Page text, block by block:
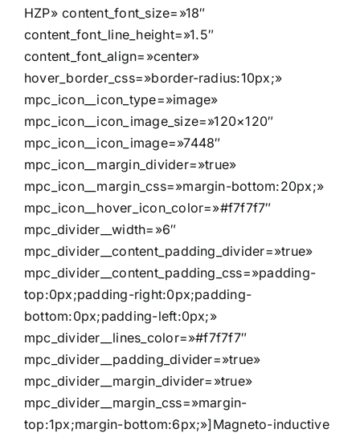
HZP» content_font_size=»18″
content_font_line_height=»1.5″
content_font_align=»center»
hover_border_css=»border-radius:10px;»
mpc_icon__icon_type=»image»
mpc_icon__icon_image_size=»120×120″
mpc_icon__icon_image=»7448″
mpc_icon__margin_divider=»true»
mpc_icon__margin_css=»margin-bottom:20px;»
mpc_icon__hover_icon_color=»#f7f7f7″
mpc_divider__width=»6″
mpc_divider__content_padding_divider=»true»
mpc_divider__content_padding_css=»padding-
top:0px;padding-right:0px;padding-
bottom:0px;padding-left:0px;»
mpc_divider__lines_color=»#f7f7f7″
mpc_divider__padding_divider=»true»
mpc_divider__margin_divider=»true»
mpc_divider__margin_css=»margin-
top:1px;margin-bottom:6px;»]Magneto-inductive